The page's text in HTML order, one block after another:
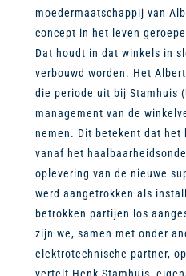
moedermaatschappij van
concept in het leven
Dat houdt in dat winkels in
verbouwd worden. Het
die periode uit bij Stamhuis
management van de
nemen. Dit betekent dat
vanaf het
oplevering van de nieuwe
werd aangetrokken als
betrokken partijen los
zijn we, samen met onder
elektrotechnische partner,
vertelt Henk Stamhuis,